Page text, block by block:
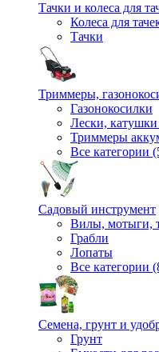
Тачки и колеса для
Колеса для
Тачки
Триммеры,
Газонокосилки
Лески,
Триммеры
Все категории
Садовый инструмент
Вилы, мотыги,
Грабли
Лопаты
Все категории
Семена, грунт и
Грунт